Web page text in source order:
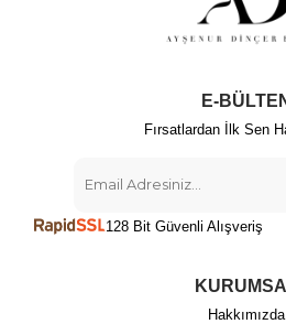
E-
Fırsatlardan İlk Sen
128 Bit Güvenli Alışveriş
Hakkımızda